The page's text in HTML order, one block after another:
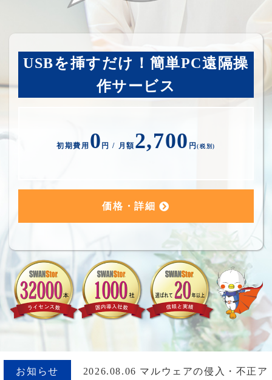
USBを挿すだけ！簡単PC遠隔操
作サービス
初期費用 0 円 / 月額2,700 円(税別)
価格・詳細
お知らせ
2026.08.06 マルウェアの侵入・不正ア